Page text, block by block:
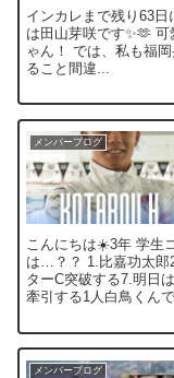
インカレまで残り63
は田山芽咲です✨🫶
ゃん！ では、私も福
ること間違...
メンバーブログ
こんにちは☀️3年 学生
は…？？ 1.比嘉功太郎
ターC突破する7.明日
牽引する1人白鳥くん
メンバーブログ